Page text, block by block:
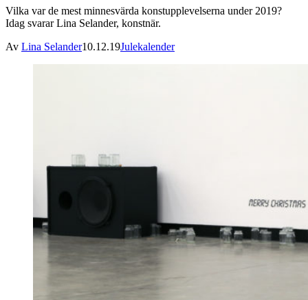
Vilka var de mest minnesvärda konstupplevelserna under 2019?
Idag svarar Lina Selander, konstnär.
Av Lina Selander10.12.19Julekalender